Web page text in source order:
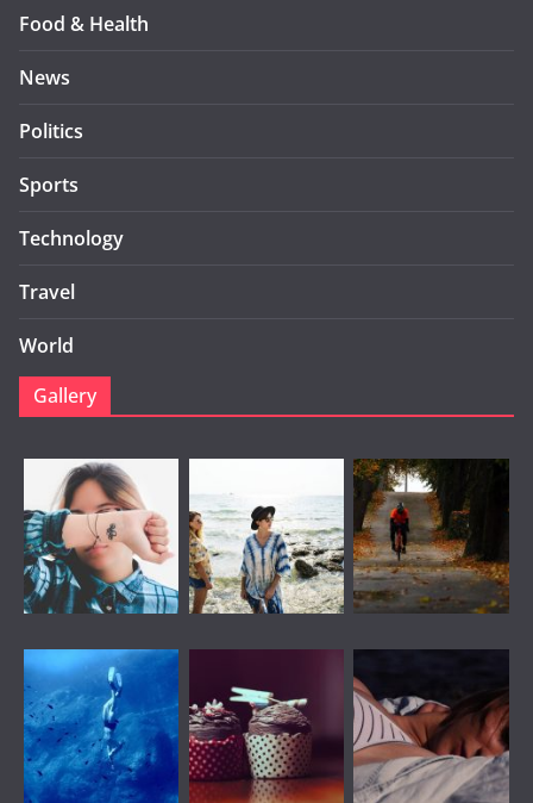
Food & Health
News
Politics
Sports
Technology
Travel
World
Gallery